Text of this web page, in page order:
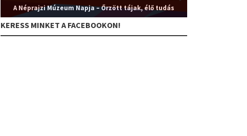
A Néprajzi Múzeum Napja – Őrzött tájak, élő tudás
KERESS MINKET A FACEBOOKON!